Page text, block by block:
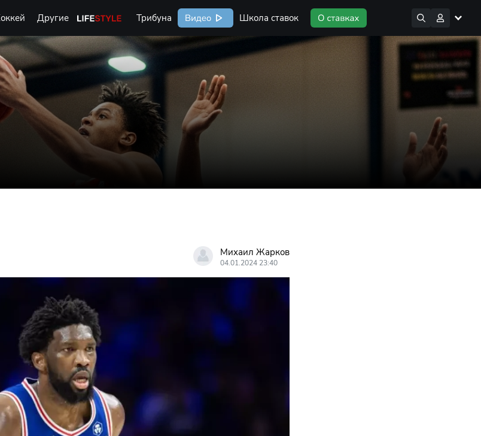
Другие Life Style Трибуна Видео Школа ставок
Михаил Жарков
04.01.2024 23:40